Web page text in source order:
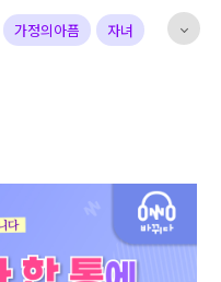
가정의아픔 자녀